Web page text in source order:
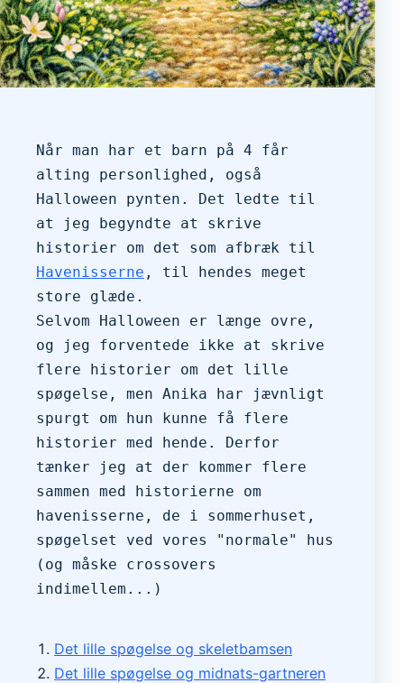
Når man har et barn på 4 får
alting personlighed, også
Halloween pynten. Det ledte til
at jeg begyndte at skrive
Havenisserne , til hendes meget
store glæde.
Selvom Halloween er længe ovre,
og jeg forventede ikke at skrive
flere historier om det lille
spøgelse, men Anika har jævnligt
spurgt om hun kunne få flere
historier med hende. Derfor
tænker jeg at der kommer flere
sammen med historierne om
havenisserne, de i sommerhuset,
spøgelset ved vores "normale" hus
(og måske crossovers
indimellem...)
Det lille spøgelse og skeletbamsen
Det lille spøgelse og midnats-gartneren